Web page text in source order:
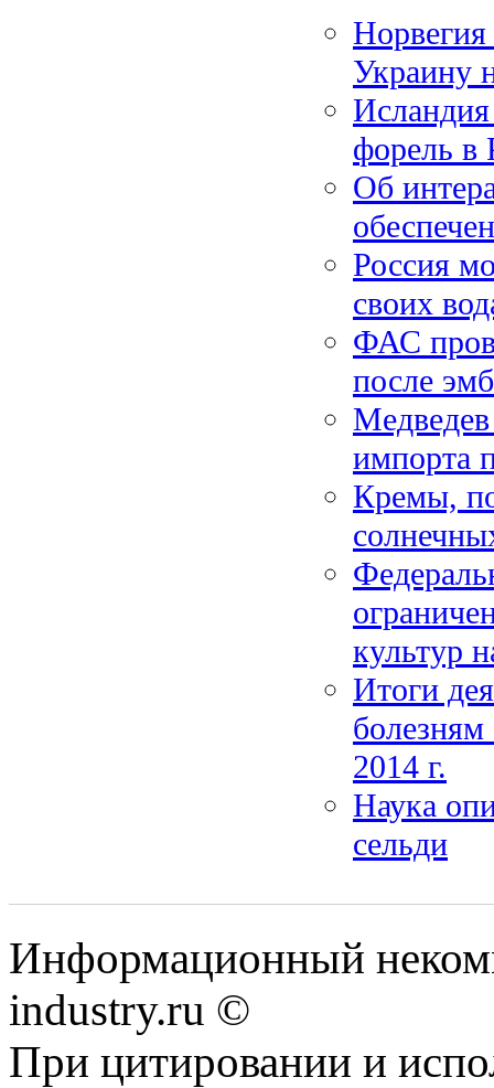
Украину
форель в
Об
Россия
своих
ФАС
после
импорта
Кремы,
культур
Итоги
болезням
2014 г.
Наука
сельди
Информационный
industry.ru ©
При цитировании и